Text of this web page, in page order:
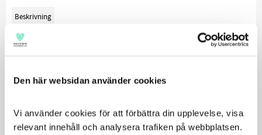
Den här websidan använder cookies
Vi använder cookies för att förbättra din upplevelse, visa
relevant innehåll och analysera trafiken på webbplatsen.
Beskrivning
Material: Trä